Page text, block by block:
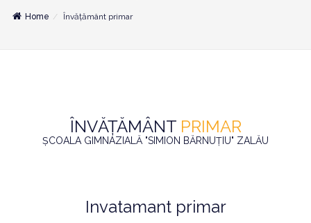
Home Învățământ primar
ÎNVĂȚĂMÂNT PRIMAR
ȘCOALA GIMNAZIALĂ "SIMION BĂRNUȚIU" ZALĂU
Invatamant primar